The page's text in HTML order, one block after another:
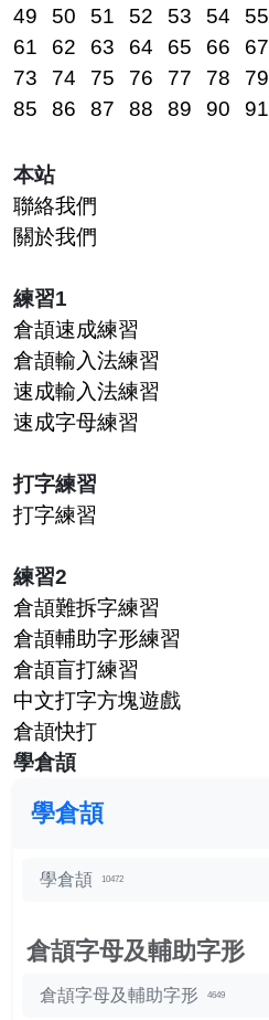
49 50 51 52 53 54 55
61
62 63 64 65 66 67
73
74 75 76 77 78 79
85
86 87 88 89 90 91
本站
聯絡我們
關於我們
練習1
倉頡速成練習
倉頡輸入法練習
速成輸入法練習
速成字母練習
打字練習
打字練習
練習2
倉頡難拆字練習
倉頡輔助字形練習
倉頡盲打練習
中文打字方塊遊戲
倉頡快打
學倉頡
學倉頡
學倉頡 10472
倉頡字母及輔助字形
倉頡字母及輔助字形 4649